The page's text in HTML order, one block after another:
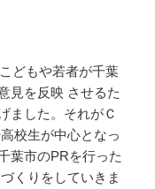
どもや若者が千葉
見を反映 させるた
ました。それがＣ
校生が中心となっ
葉市のPRを行った
くりをしていきま